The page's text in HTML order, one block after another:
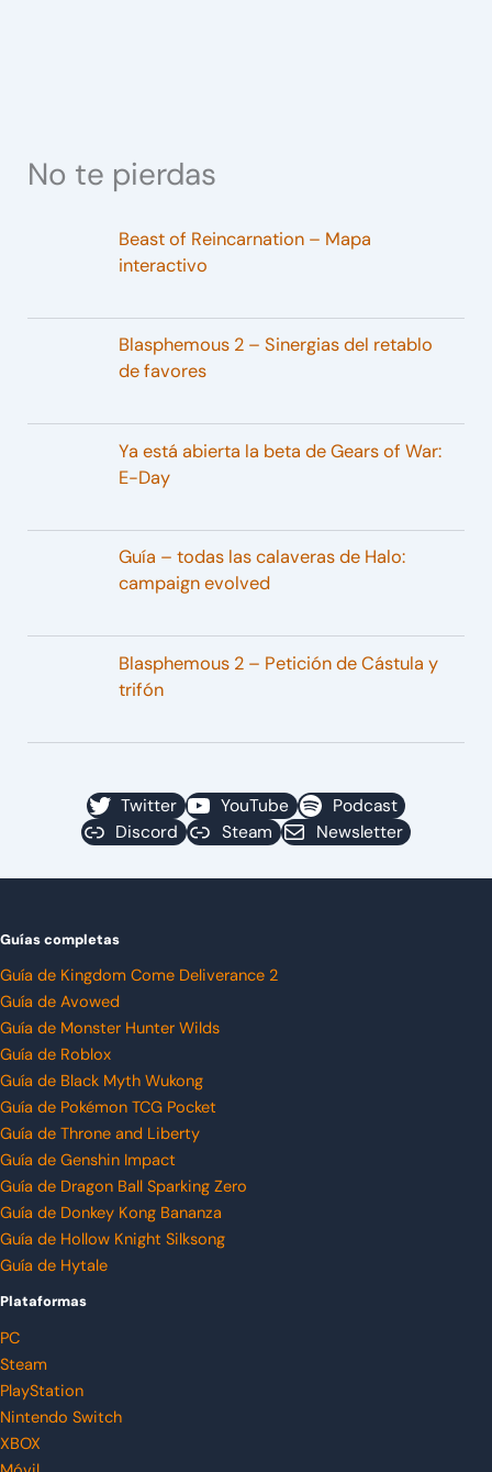
No te pierdas
Beast of Reincarnation – Mapa
interactivo
Blasphemous 2 – Sinergias del retablo
de favores
Ya está abierta la beta de Gears of War:
E-Day
Guía – todas las calaveras de Halo:
campaign evolved
Blasphemous 2 – Petición de Cástula y
trifón
Twitter YouTube
Podcast
Discord
Steam Newsletter
Guías completas
Guía de Kingdom Come Deliverance 2
Guía de Avowed
Guía de Monster Hunter Wilds
Guía de Roblox
Guía de Black Myth Wukong
Guía de Pokémon TCG Pocket
Guía de Throne and Liberty
Guía de Genshin Impact
Guía de Dragon Ball Sparking Zero
Guía de Donkey Kong Bananza
Guía de Hollow Knight Silksong
Guía de Hytale
Plataformas
PC
Steam
PlayStation
Nintendo Switch
XBOX